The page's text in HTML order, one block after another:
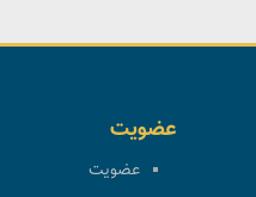
عضویت
عضویت